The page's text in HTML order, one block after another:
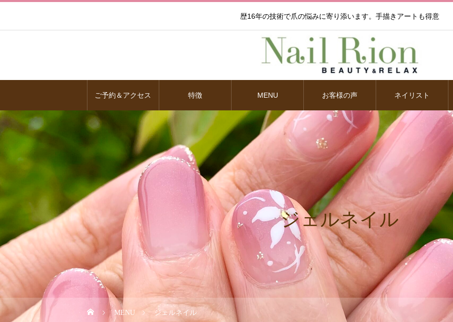
歴16年の技術で爪の悩みに寄り添います。手描きアートも得意
ご予約＆アクセス 特徴 MENU お客様の声 ネイリスト
ジェルネイル
MENU ジェルネイル